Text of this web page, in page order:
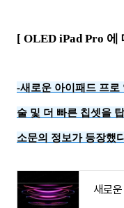
[ OLED iPad Pro 에
-새로운 아이패드 프로
술 및 더 빠른 칩셋을
소문의 정보가 등장했